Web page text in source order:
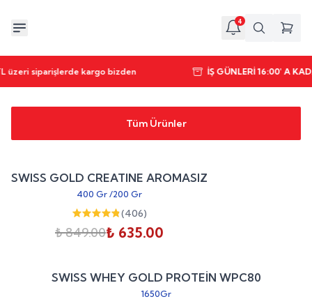
4
üzeri siparişlerde kargo bizden İŞ GÜNLERİ 16:00' A
Tüm Ürünler
indirim
SWISS GOLD CREATINE AROMASIZ
400 Gr /200 Gr
(406)
₺ 849.00₺ 635.00
SWISS WHEY GOLD PROTEİN WPC80
1650Gr